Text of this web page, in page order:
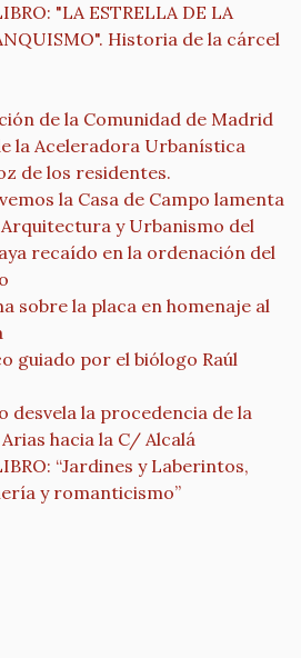
"LA ESTRELLA DE LA
Historia de la cárcel
de la Comunidad de Madrid
la Aceleradora Urbanística
de los residentes.
la Casa de Campo lamenta
y Urbanismo del
recaído en la ordenación del
sobre la placa en homenaje al
guiado por el biólogo Raúl
desvela la procedencia de la
hacia la C/ Alcalá
“Jardines y Laberintos,
y romanticismo”